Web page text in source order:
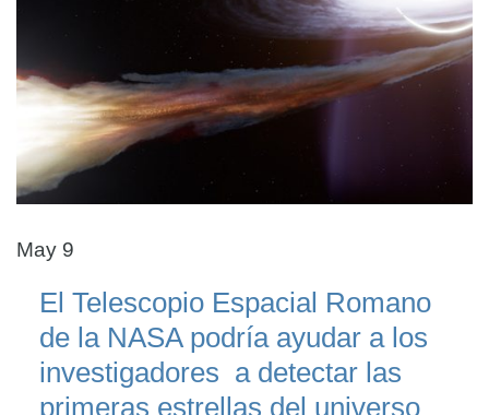
May 9
El Telescopio Espacial Romano
de la NASA podría ayudar a los
investigadores a detectar las
primeras estrellas del universo